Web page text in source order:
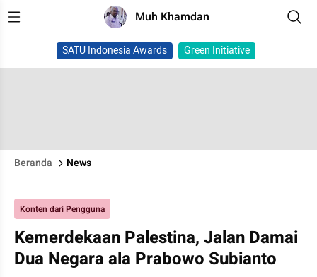
Muh Khamdan
SATU Indonesia Awards Green Initiative
Beranda News
Konten dari Pengguna
Kemerdekaan Palestina, Jalan Damai
Dua Negara ala Prabowo Subianto